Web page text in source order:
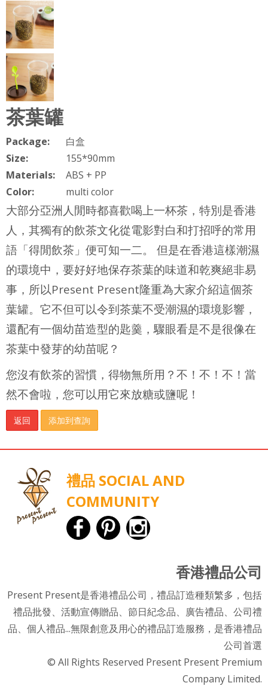
茶葉罐
Package:
白盒
Size:
155*90mm
Materials:
ABS + PP
Color:
multi color
大部分亞洲人閒時都喜歡喝上一杯茶，特別是香港
人，其獨有的飲茶文化從電影對白和打招呼的常用
語「得閒飲茶」便可知一二。 但是在香港這樣潮濕
的環境中，要好好地保存茶葉的味道和乾爽絕非易
事，所以Present Present隆重為大家介紹這個茶
葉罐。它不但可以令到茶葉不受潮濕的環境影響，
還配有一個幼苗造型的匙羹，驟眼看是不是很像在
茶葉中發芽的幼苗呢？
您沒有飲茶的習慣，得物無所用？不！不！不！當
然不會啦，您可以用它來放糖或鹽呢！
返回 添加到查詢
禮品 SOCIAL AND
COMMUNITY
香港禮品公司
Present Present是香港禮品公司，禮品訂造種類繁多，包括
禮品批發、活動宣傳贈品、節日紀念品、廣告禮品、公司禮
品、個人禮品...無限創意及用心的禮品訂造服務，是香港禮品
公司首選
© All Rights Reserved Present Present Premium
Company Limited.